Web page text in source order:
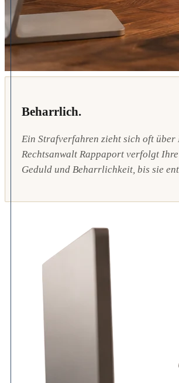
Beharrlich.
Ein Strafverfahren zieht sich oft über
Rechtsanwalt Rappaport verfolgt
Geduld und Beharrlichkeit, bis sie